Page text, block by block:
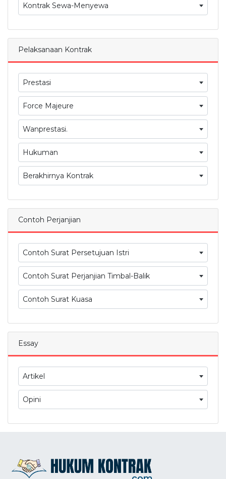
Kontrak Sewa-Menyewa
Pelaksanaan Kontrak
Prestasi
Force Majeure
Wanprestasi.
Hukuman
Berakhirnya Kontrak
Contoh Perjanjian
Contoh Surat Persetujuan Istri
Contoh Surat Perjanjian Timbal-Balik
Contoh Surat Kuasa
Essay
Artikel
Opini